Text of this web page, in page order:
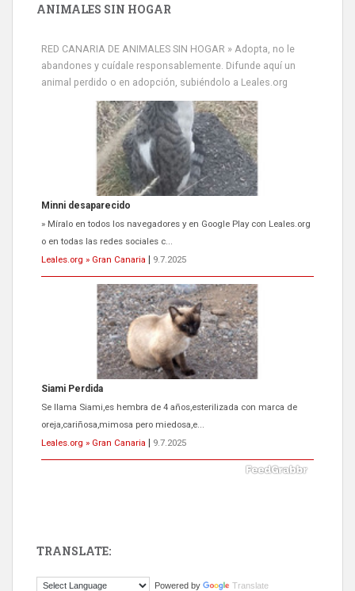
ANIMALES SIN HOGAR
RED CANARIA DE ANIMALES SIN HOGAR » Adopta, no le
abandones y cuídale responsablemente. Difunde aquí un
animal perdido o en adopción, subiéndolo a Leales.org
Minni desaparecido
» Míralo en todos los navegadores y en Google Play con Leales.org
o en todas las redes sociales c...
Leales.org » Gran Canaria
Siami Perdida
Se llama Siami,es hembra de 4 años,esterilizada con marca de
oreja,cariñosa,mimosa pero miedosa,e...
Leales.org » Gran Canaria
próximos días, ella incluida...
TRANSLATE:
Powered by Translate